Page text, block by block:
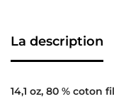
La description
14,1 oz, 80 % coton